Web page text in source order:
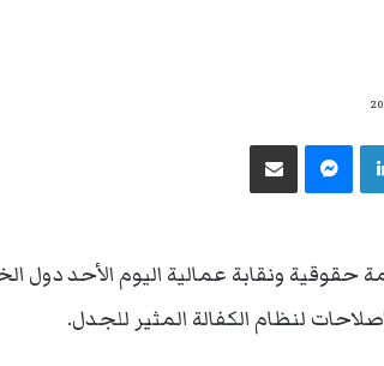
لينكدإن ماسنجر مشاركة عبر البريد
90 منظمة حقوقية ونقابة عمالية اليوم الأحد
لنظام الكفالة المثير للجدل.